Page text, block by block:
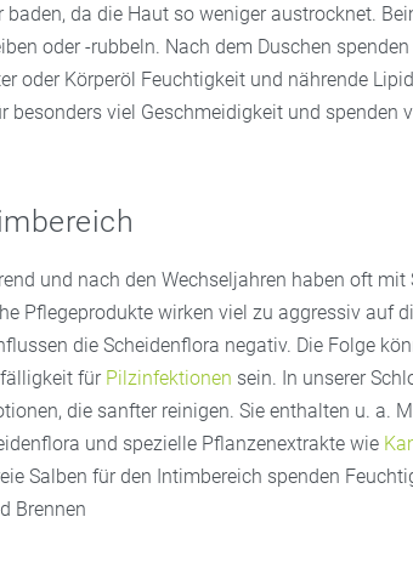
baden, da die Haut so weniger austrocknet.
oder -rubbeln. Nach dem Duschen
oder Körperöl Feuchtigkeit und nährende
besonders viel Geschmeidigkeit und spenden
und nach den Wechseljahren haben oft mit
Pflegeprodukte wirken viel zu aggressiv auf
die Scheidenflora negativ. Die Folge
für Pilzinfektionen sein. In unserer
die sanfter reinigen. Sie enthalten u. a.
und spezielle Pflanzenextrakte wie
Salben für den Intimbereich spenden
Brennen